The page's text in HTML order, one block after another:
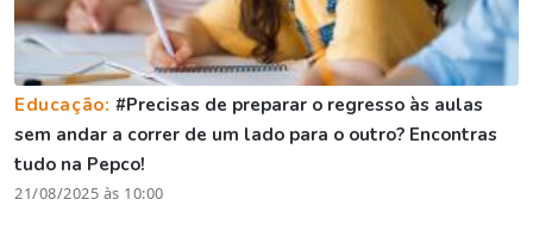
Educação:#Precisas de preparar o regresso às aulas
sem andar a correr de um lado para o outro? Encontras
tudo na Pepco!
21/08/2025 às 10:00